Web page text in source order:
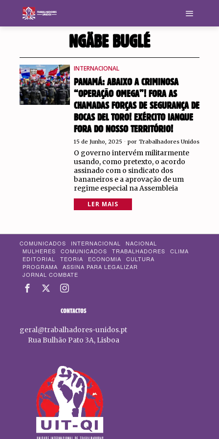
NGÄBE BUGLÉ
INTERNACIONAL
PANAMÁ: ABAIXO A CRIMINOSA
“OPERAÇÃO OMEGA”! FORA AS
CHAMADAS FORÇAS DE SEGURANÇA DE
BOCAS DEL TORO! EXÉRCITO IANQUE
FORA DO NOSSO TERRITÓRIO!
15 de Junho, 2025 por Trabalhadores Unidos
O governo intervém militarmente
usando, como pretexto, o acordo
assinado com o sindicato dos
bananeiros e a aprovação de um
regime especial na Assembleia
LER MAIS
COMUNICADOS INTERNACIONAL
NACIONAL
MULHERES
COMUNICADOS TRABALHADORES
CLIMA
EDITORIAL
TEORIA ECONOMIA
CULTURA
PROGRAMA
ASSINA PARA LEGALIZAR
JORNAL COMBATE
CONTACTOS
geral@trabalhadores-unidos.pt
Rua Bulhão Pato 3A, Lisboa